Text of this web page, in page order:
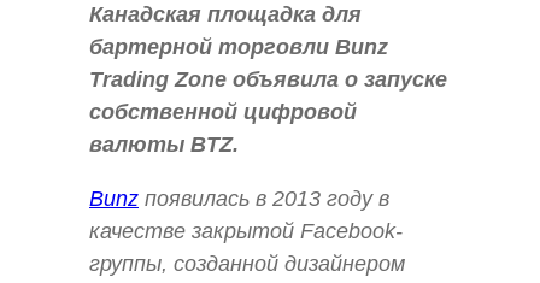
Канадская площадка для
бартерной торговли Bunz
Trading Zone объявила о запуске
собственной цифровой
валюты BTZ.
Bunz появилась в 2013 году в
качестве закрытой Facebook-
группы, созданной дизайнером